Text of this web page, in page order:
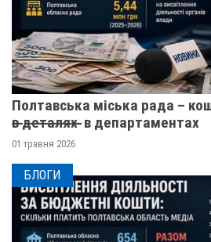
Полтавська міська рада –
в̶ ̶д̶е̶т̶а̶л̶я̶х̶ ̶ в департаментах
01 травня 2026
БЛОГИ